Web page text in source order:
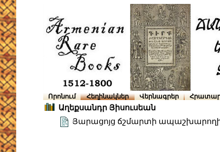
Որոնում Հեղինակներ Վերնագրեր
Աղեքսանդր Յիսուսեան
Յարացոյց ճշմարտի